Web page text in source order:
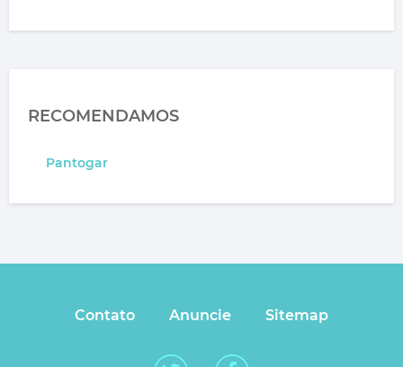
RECOMENDAMOS
Pantogar
Contato Anuncie Sitemap